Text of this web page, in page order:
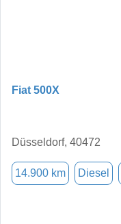
Fiat 500X
Düsseldorf, 40472
14.900 km Diesel